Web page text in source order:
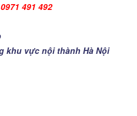
0971 491 492
khu vực nội thành Hà Nội